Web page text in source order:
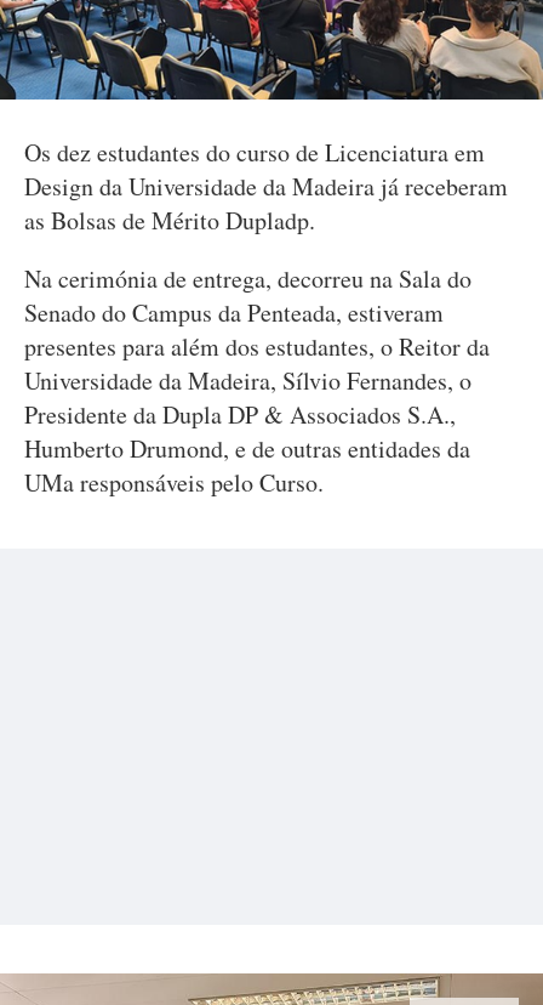
Os dez estudantes do curso de Licenciatura em
Design da Universidade da Madeira já receberam
as Bolsas de Mérito Dupladp.
Na cerimónia de entrega, decorreu na Sala do
Senado do Campus da Penteada, estiveram
presentes para além dos estudantes, o Reitor da
Universidade da Madeira, Sílvio Fernandes, o
Presidente da Dupla DP & Associados S.A.,
Humberto Drumond, e de outras entidades da
UMa responsáveis pelo Curso.